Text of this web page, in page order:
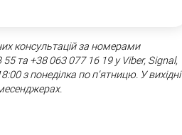
консультацій за номерами
та +38 063 077 16 19 у Viber, Signal,
з понеділка по п’ятницю. У вихідні